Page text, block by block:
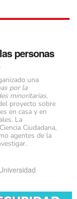
personas
una
por la
minoritarias,
proyecto sobre
en casa y en
La
Ciudadana,
agentes de la